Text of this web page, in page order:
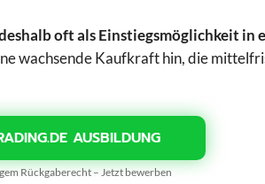
oft als Einstiegsmöglichkeit in
wachsende Kaufkraft hin, die
AUSBILDUNG
Rückgaberecht – Jetzt bewerben